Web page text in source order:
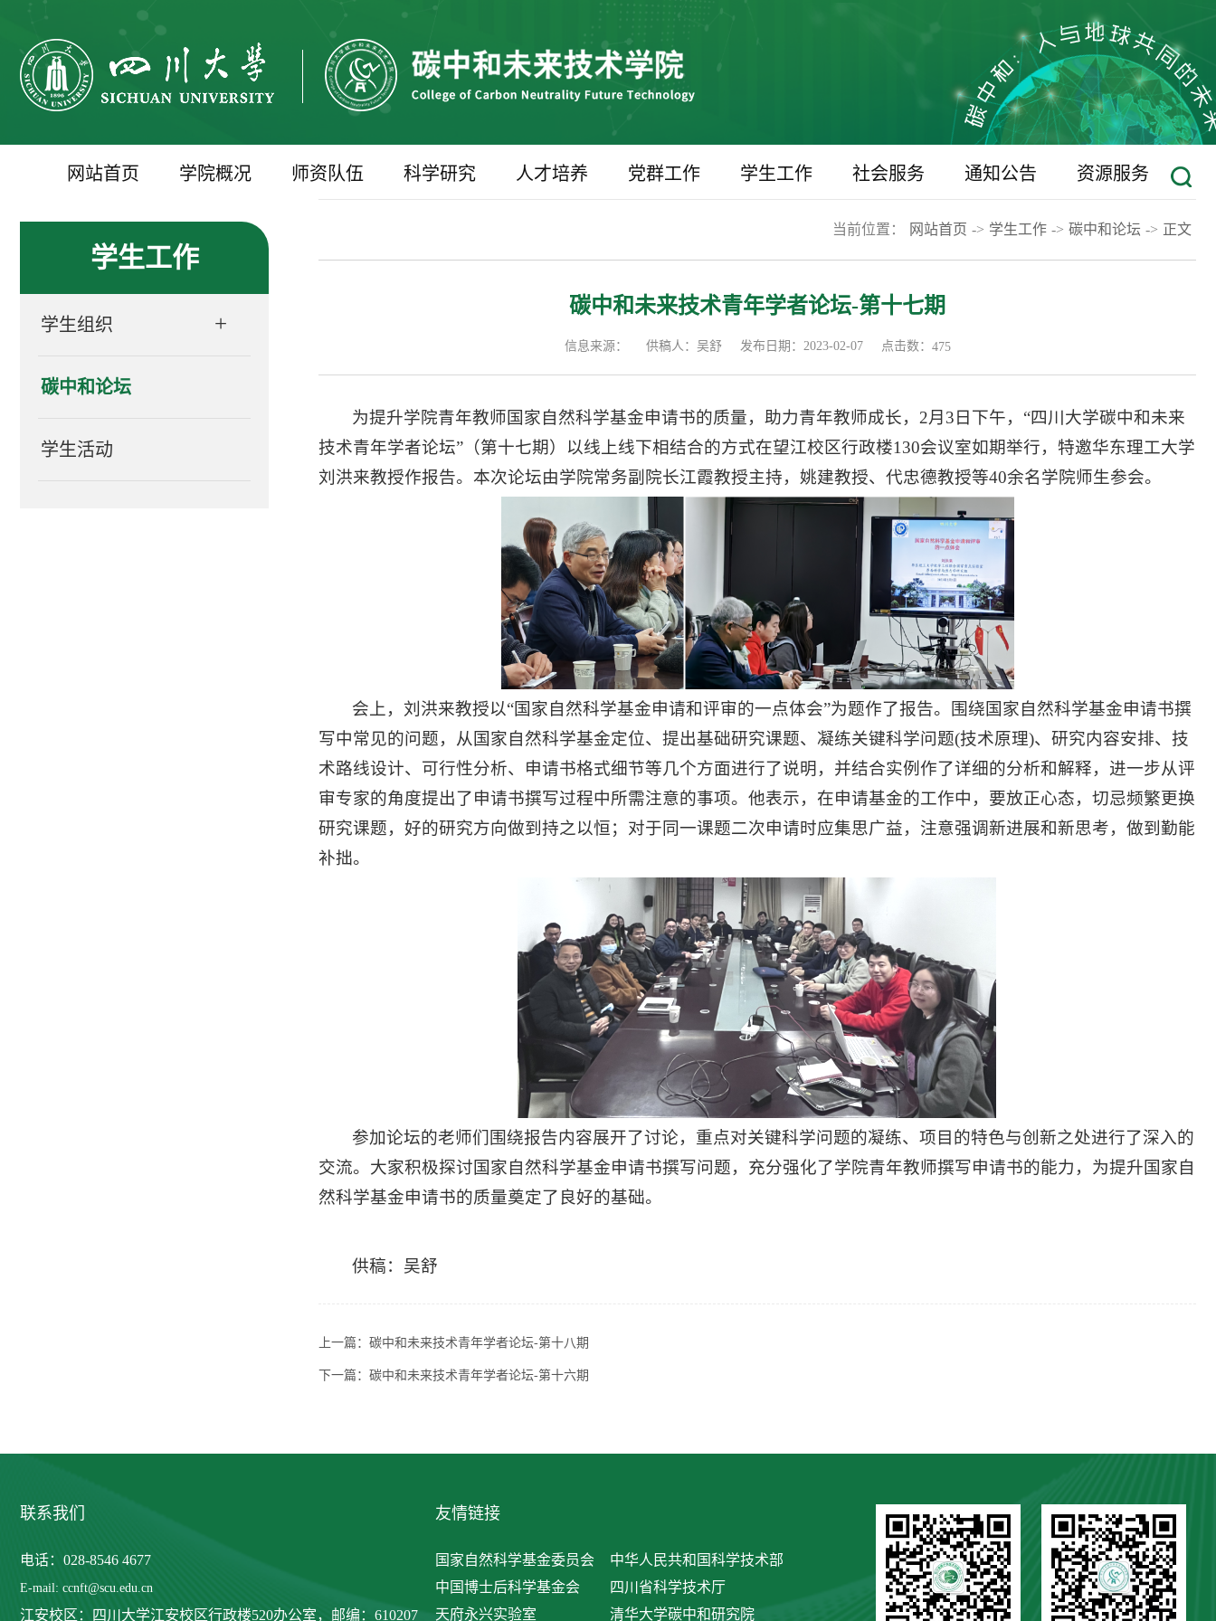
网站首页 学院概况 师资队伍 科学研究 人才培养 党群工作 学生工作 社会服务 通知公告 资源服务
学生工作
学生组织 +
碳中和论坛
学生活动
当前位置： 网站首页 -> 学生工作 -> 碳中和论坛 -> 正文
碳中和未来技术青年学者论坛-第十七期
信息来源： 供稿人：吴舒 发布日期：2023-02-07 点击数： 475
为提升学院青年教师国家自然科学基金申请书的质量，助力青年教师成长，2月3日下午，“四川大学碳中和未来
技术青年学者论坛”（第十七期）以线上线下相结合的方式在望江校区行政楼130会议室如期举行，特邀华东理工大学
刘洪来教授作报告。本次论坛由学院常务副院长江霞教授主持，姚建教授、代忠德教授等40余名学院师生参会。
会上，刘洪来教授以“国家自然科学基金申请和评审的一点体会”为题作了报告。围绕国家自然科学基金申请书撰
写中常见的问题，从国家自然科学基金定位、提出基础研究课题、凝练关键科学问题(技术原理)、研究内容安排、技
术路线设计、可行性分析、申请书格式细节等几个方面进行了说明，并结合实例作了详细的分析和解释，进一步从评
审专家的角度提出了申请书撰写过程中所需注意的事项。他表示，在申请基金的工作中，要放正心态，切忌频繁更换
研究课题，好的研究方向做到持之以恒；对于同一课题二次申请时应集思广益，注意强调新进展和新思考，做到勤能
补拙。
参加论坛的老师们围绕报告内容展开了讨论，重点对关键科学问题的凝练、项目的特色与创新之处进行了深入的
交流。大家积极探讨国家自然科学基金申请书撰写问题，充分强化了学院青年教师撰写申请书的能力，为提升国家自
然科学基金申请书的质量奠定了良好的基础。
供稿：吴舒
上一篇： 碳中和未来技术青年学者论坛-第十八期
下一篇： 碳中和未来技术青年学者论坛-第十六期
联系我们
电话：028-8546 4677
E-mail: ccnft@scu.edu.cn
江安校区：四川大学江安校区行政楼520办公室， 邮编：610207
友情链接
国家自然科学基金委员会
中华人民共和国科学技术部
中国博士后科学基金会
四川省科学技术厅
天府永兴实验室
清华大学碳中和研究院